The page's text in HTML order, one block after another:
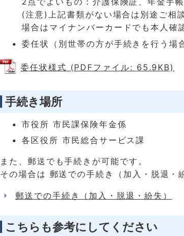
(注意)上記書類がない場合は別途ご相
場合はマイナンバーカードでも本人確
委任状（別世帯の方が手続きを行う場
委任状様式 (PDFファイル: 65.9KB)
手続き場所
市役所 市民課保険年金係
各区役所 市民総合サービス課
また、郵送でも手続きが可能です。
その場合は 郵送での手続き（加入・脱退・
郵送での手続き（加入・脱退・紛失）
こちらも参考にしてください